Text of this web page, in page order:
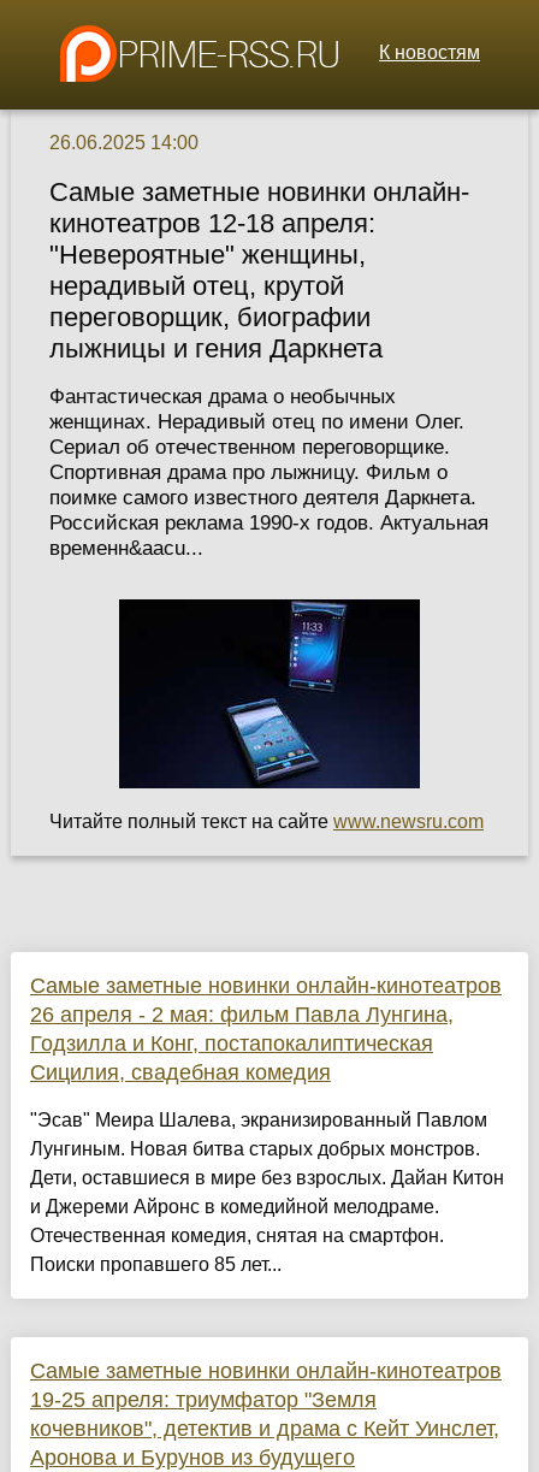
К новостям
26.06.2025 14:00
Самые заметные новинки онлайн-
кинотеатров 12-18 апреля:
"Невероятные" женщины,
нерадивый отец, крутой
переговорщик, биографии
лыжницы и гения Даркнета
Фантастическая драма о необычных
женщинах. Нерадивый отец по имени Олег.
Сериал об отечественном переговорщике.
Спортивная драма про лыжницу. Фильм о
поимке самого известного деятеля Даркнета.
Российская реклама 1990-х годов. Актуальная
временн&aacu...
Читайте полный текст на сайте www.newsru.com
Самые заметные новинки онлайн-кинотеатров
26 апреля - 2 мая: фильм Павла Лунгина,
Годзилла и Конг, постапокалиптическая
Сицилия, свадебная комедия
"Эсав" Меира Шалева, экранизированный Павлом
Лунгиным. Новая битва старых добрых монстров.
Дети, оставшиеся в мире без взрослых. Дайан Китон
и Джереми Айронс в комедийной мелодраме.
Отечественная комедия, снятая на смартфон.
Поиски пропавшего 85 лет...
Самые заметные новинки онлайн-кинотеатров
19-25 апреля: триумфатор "Земля
кочевников", детектив и драма с Кейт Уинслет,
Аронова и Бурунов из будущего